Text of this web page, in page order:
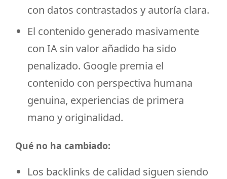
con datos contrastados y autoría clara.
El contenido generado masivamente
con IA sin valor añadido ha sido
penalizado. Google premia el
contenido con perspectiva humana
genuina, experiencias de primera
mano y originalidad.
Qué no ha cambiado:
Los backlinks de calidad siguen siendo